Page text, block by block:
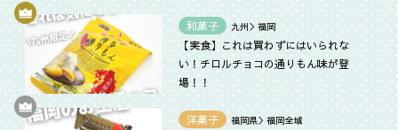
和菓子 九州＞福岡
【実食】これは買わずにはいられな
い！チロルチョコの通りもん味が登
場！！
洋菓子 福岡県＞福岡全域